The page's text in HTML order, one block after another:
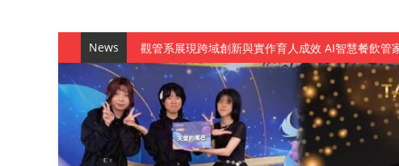
News
觀管系展現跨域創新與實作育人成效 AI智慧餐飲管
學務處舉辦「董事長『聊』心室」 上官董事長與
成人之美成就學生夢想 菁英學程陪伴財金系學生蛻
金曲陣容強勢進駐！中國科大原民音樂成果展 燃爆
數媒系《天堂的尾巴》、《礦影》勇奪台灣原創遊戲